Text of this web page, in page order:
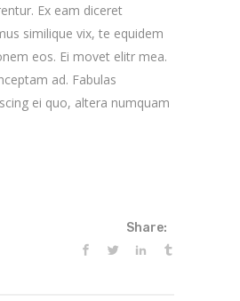
Ex eam diceret
similique vix, te equidem
eos. Ei movet elitr mea.
ad. Fabulas
ei quo, altera numquam
Share: